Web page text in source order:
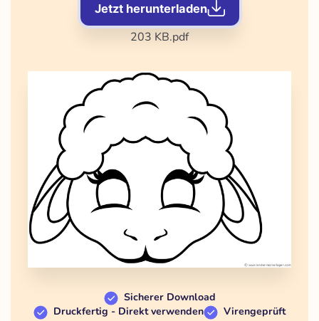
Jetzt herunterladen
203 KB.pdf
Sicherer Download
Druckfertig - Direkt verwenden
Virengeprüft